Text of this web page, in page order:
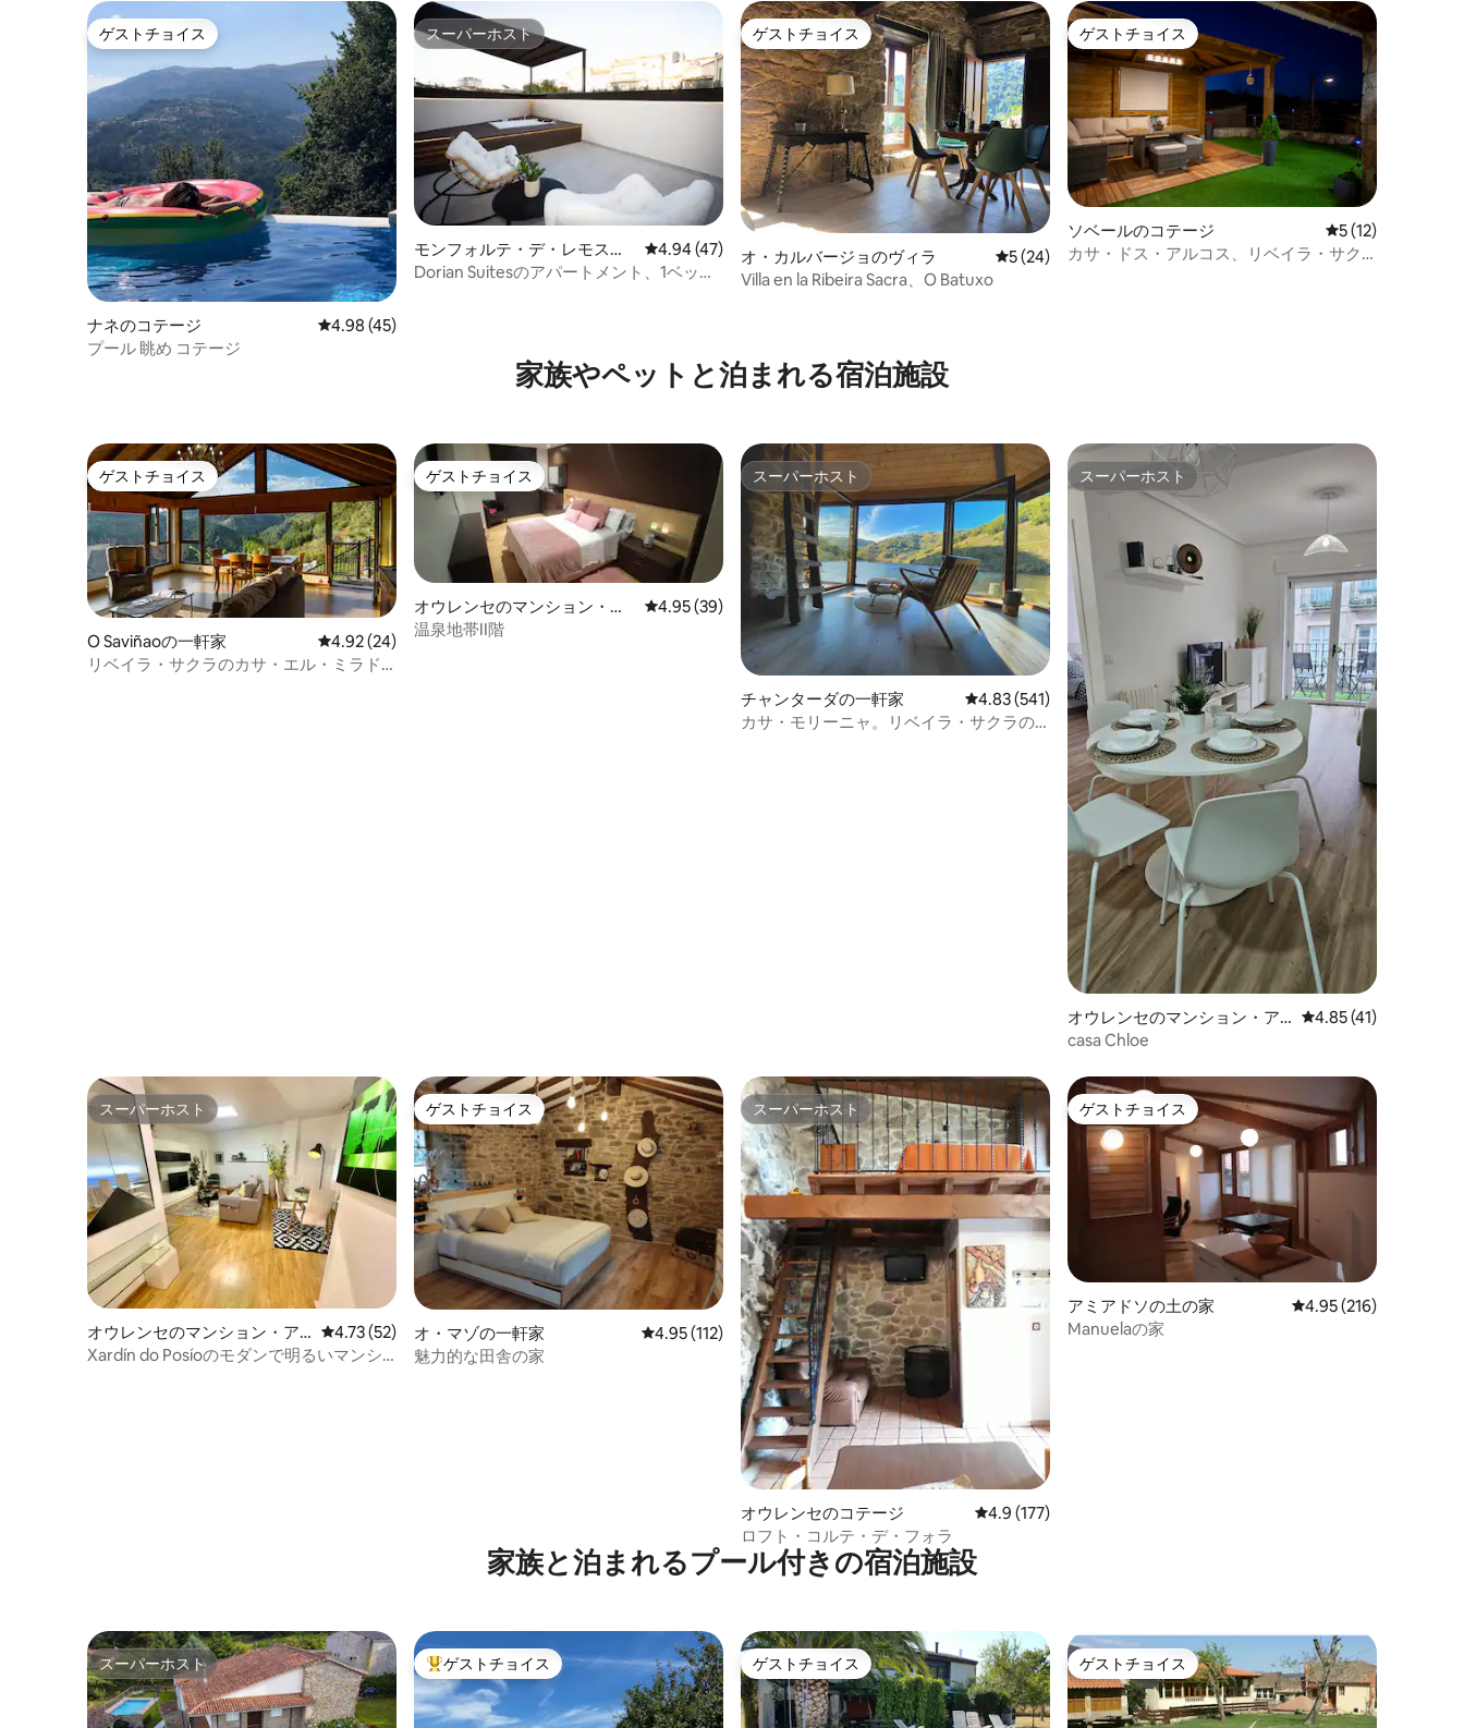
ゲストチョイス
ゲストチョイス
ナネのコテージ レビュー45件、5つ星中4.98つ星の平均評価
4.98 (45)
プール 眺め コテージ
スーパーホスト
スーパーホスト
モンフォルテ・デ・レモスの
アパート・マンション
レビュー47件、5つ星中4.94つ星の平均評価
4.94 (47)
Dorian Suitesのアパートメント、1ベッド
ゲストチョイス
ゲストチョイス
オ・カルバージョのヴィラ レビュー24件、5つ星中5つ星の平均評価
5 (24)
Villa en la Ribeira Sacra、O Batuxo
ゲストチョイス
ゲストチョイス
ソベールのコテージ レビュー12件、5
5 (12)
カサ・ドス・アルコス、リベイラ・サク
家族やペットと泊まれる宿泊施設
ゲストチョイス
ゲストチョイス
O Saviñaoの一軒家 レビュー24件、5つ星中4.92つ星の平均評価
4.92 (24)
リベイラ・サクラのカサ・エル・ミラド
ゲストチョイス
ゲストチョイス
オウレンセのマンション・ア
パート
レビュー39件、5つ星中4.95つ星の平均評価
4.95 (39)
温泉地帯II階
スーパーホスト
スーパーホスト
チャンターダの一軒家 レビュー541件、5つ星中4.83つ星の平均評価
4.83 (541)
カサ・モリーニャ。リベイラ・サクラの
スーパーホスト
スーパーホスト
オウレンセのマンション・ア
パート
レビュー41件、5つ
4.85 (41)
casa Chloe
スーパーホスト
スーパーホスト
オウレンセのマンション・ア
パート
レビュー52件、5つ星中4.73つ星の平均評価
4.73 (52)
Xardín do Posíoのモダンで明るいマンシ
ゲストチョイス
ゲストチョイス
オ・マゾの一軒家 レビュー112件、5つ星中4.95つ星の平均評価
4.95 (112)
魅力的な田舎の家
スーパーホスト
スーパーホスト
オウレンセのコテージ レビュー177件、5つ星中4.9つ星の平均評価
4.9 (177)
ロフト・コルテ・デ・フォラ
ゲストチョイス
ゲストチョイス
アミアドソの土の家 レビュー216件、5つ
4.95 (216)
Manuelaの家
家族と泊まれるプール付きの宿泊施設
スーパーホスト
スーパーホスト 大好評のゲストチョイスです。
ゲストチョイス ゲストチョイス
ゲストチョイス ゲストチョイス
ゲストチョイス